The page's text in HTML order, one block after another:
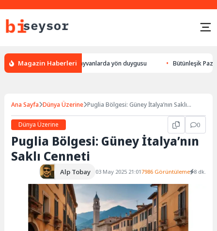
Magazin Haberleri
leylek yön bulması, hayvanlarda yön duygusu Bütünleşik
Ana Sayfa Dünya Üzerine Puglia Bölgesi: Güney İtalya’nın Saklı
Dünya Üzerine
0
Puglia Bölgesi: Güney İtalya’nın
Saklı Cenneti
Alp Tobay 03 May 2025 21:017986 Görüntüleme 8 dk.